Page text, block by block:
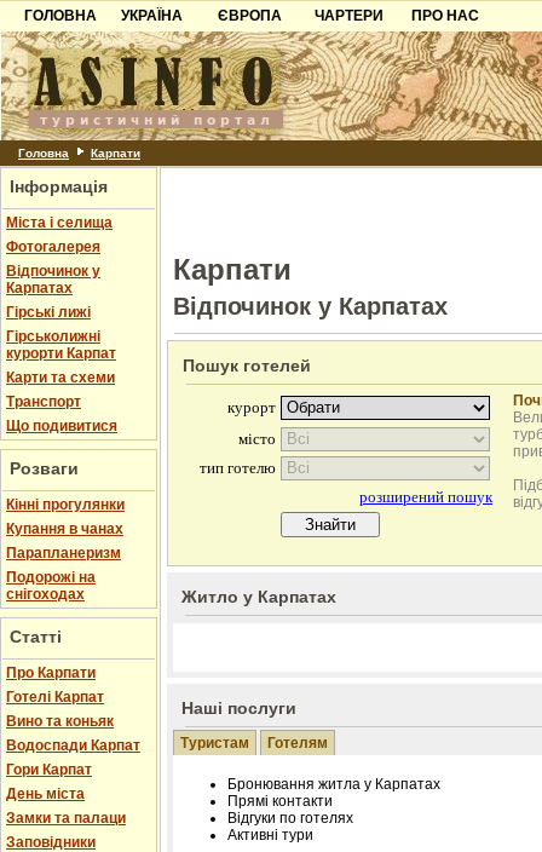
ГОЛОВНА
УКРАЇНА
Карпати
Азов
Причорноморря
Шацьк
ЄВРОПА
Чорногорія
Хорватія
Болгарія
ЧАРТЕРИ
ПРО НАС
Контакти
Партнерам
Додати готель
Головна Карпати
Інформація
Міста і селища
Фотогалерея
Відпочинок у
Карпатах
Гірські лижі
Гірськолижні
курорти Карпат
Карти та схеми
Транспорт
Що подивитися
Розваги
Кінні прогулянки
Купання в чанах
Парапланеризм
Подорожі на
снігоходах
Статті
Про Карпати
Готелі Карпат
Вино та коньяк
Водоспади Карпат
Гори Карпат
День міста
Замки та палаци
Заповідники
Карпати
Відпочинок у Карпатах
Пошук готелей
Житло у Карпатах
Наші послуги
Туристам Готелям
Бронювання житла у Карпатах
Прямі контакти
Відгуки по готелях
Активні тури